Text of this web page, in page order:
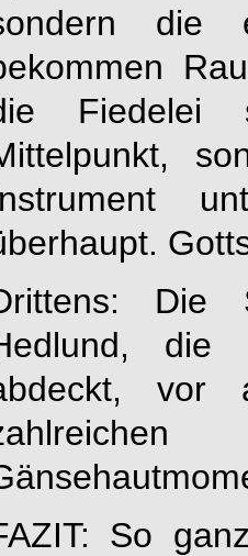
die
Fiedelei
Die
die
vor
So